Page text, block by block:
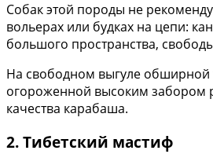
Собак этой породы не
вольерах или будках на цепи:
большого пространства,
На свободном выгуле обширной
огороженной высоким забором
качества карабаша.
2. Тибетский мастиф